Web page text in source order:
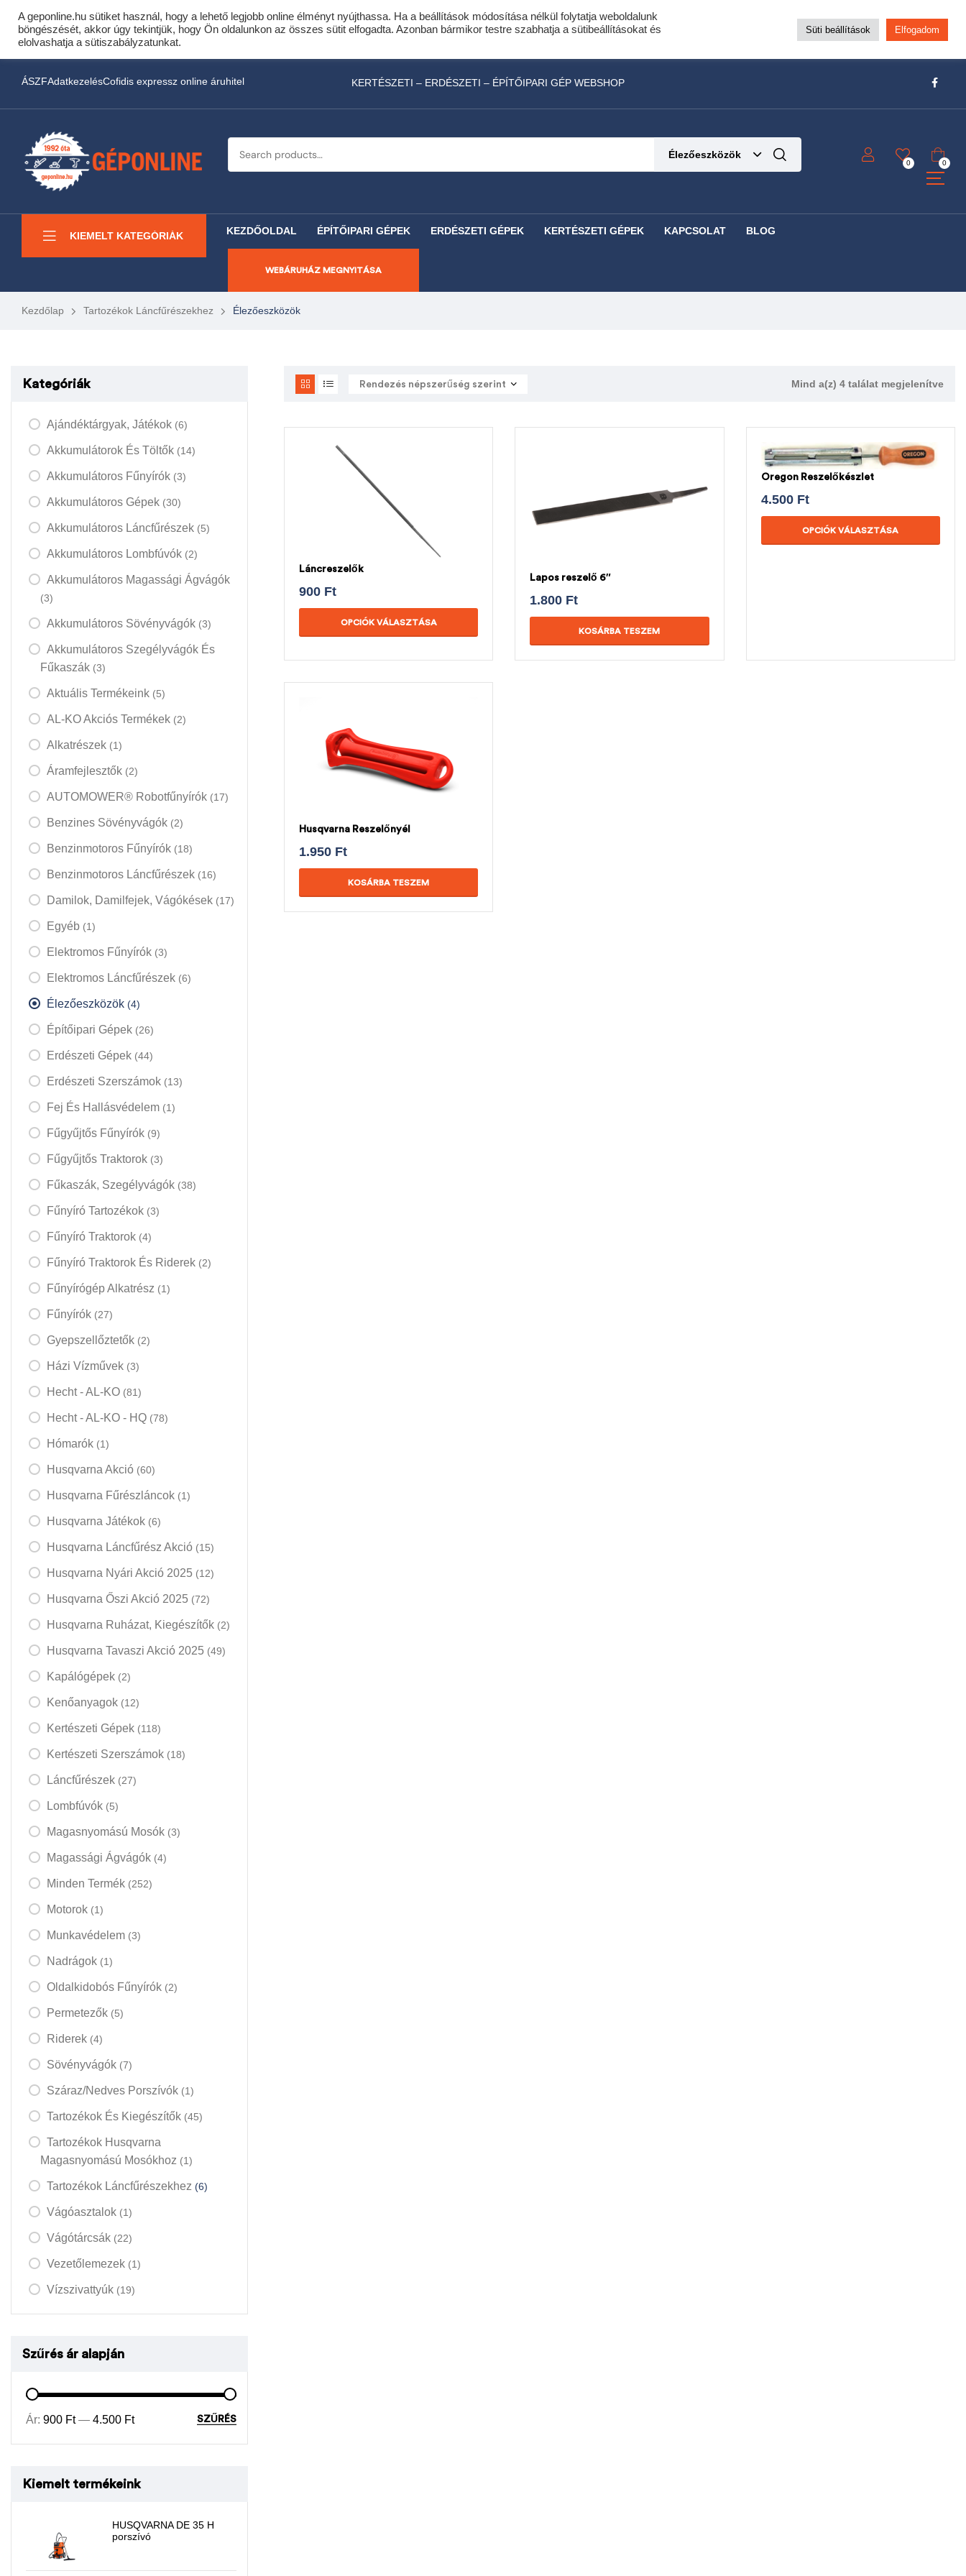
Cofidis expressz online áruhitel 0 % THM-el 10 hónapra!
Most minden akciós HQ láncfűrészhez ajándékba adunk egy fűrészláncot!
Részletek ide kattintva!
ÁSZFAdatkezelésCofidis expressz online áruhitel KERTÉSZETI – ERDÉSZETI – ÉPÍTŐIPARI GÉP WEBSHOP
Élezőeszközök
0 0
KIEMELT KATEGÓRIÁK KEZDŐOLDAL ÉPÍTŐIPARI GÉPEK ERDÉSZETI GÉPEK KERTÉSZETI GÉPEK KAPCSOLAT BLOG
WEBÁRUHÁZ MEGNYITÁSA
Kezdőlap Tartozékok Láncfűrészekhez Élezőeszközök
Mind a(z) 4 találat megjelenítve
Láncreszelők
900 Ft
OPCIÓK VÁLASZTÁSA
Lapos reszelő 6″
1.800 Ft
KOSÁRBA TESZEM
Oregon Reszelőkészlet
4.500 Ft
OPCIÓK VÁLASZTÁSA
Husqvarna Reszelőnyél
1.950 Ft
KOSÁRBA TESZEM
Kategóriák
Ajándéktárgyak, Játékok (6)
Akkumulátorok És Töltők (14)
Akkumulátoros Fűnyírók (3)
Akkumulátoros Gépek (30)
Akkumulátoros Láncfűrészek (5)
Akkumulátoros Lombfúvók (2)
Akkumulátoros Magassági Ágvágók
(3)
Akkumulátoros Sövényvágók (3)
Akkumulátoros Szegélyvágók És
Fűkaszák (3)
Aktuális Termékeink (5)
AL-KO Akciós Termékek (2)
Alkatrészek (1)
Áramfejlesztők (2)
AUTOMOWER® Robotfűnyírók (17)
Benzines Sövényvágók (2)
Benzinmotoros Fűnyírók (18)
Benzinmotoros Láncfűrészek (16)
Damilok, Damilfejek, Vágókések (17)
Egyéb (1)
Elektromos Fűnyírók (3)
Elektromos Láncfűrészek (6)
Élezőeszközök (4)
Építőipari Gépek (26)
Erdészeti Gépek (44)
Erdészeti Szerszámok (13)
Fej És Hallásvédelem (1)
Fűgyűjtős Fűnyírók (9)
Fűgyűjtős Traktorok (3)
Fűkaszák, Szegélyvágók (38)
Fűnyíró Tartozékok (3)
Fűnyíró Traktorok (4)
Fűnyíró Traktorok És Riderek (2)
Fűnyírógép Alkatrész (1)
Fűnyírók (27)
Gyepszellőztetők (2)
Házi Vízművek (3)
Hecht - AL-KO (81)
Hecht - AL-KO - HQ (78)
Hómarók (1)
Husqvarna Akció (60)
Husqvarna Fűrészláncok (1)
Husqvarna Játékok (6)
Husqvarna Láncfűrész Akció (15)
Husqvarna Nyári Akció 2025 (12)
Husqvarna Őszi Akció 2025 (72)
Husqvarna Ruházat, Kiegészítők (2)
Husqvarna Tavaszi Akció 2025 (49)
Kapálógépek (2)
Kenőanyagok (12)
Kertészeti Gépek (118)
Kertészeti Szerszámok (18)
Láncfűrészek (27)
Lombfúvók (5)
Magasnyomású Mosók (3)
Magassági Ágvágók (4)
Minden Termék (252)
Motorok (1)
Munkavédelem (3)
Nadrágok (1)
Oldalkidobós Fűnyírók (2)
Permetezők (5)
Riderek (4)
Sövényvágók (7)
Száraz/nedves Porszívók (1)
Tartozékok És Kiegészítők (45)
Tartozékok Husqvarna
Magasnyomású Mosókhoz (1)
Tartozékok Láncfűrészekhez (6)
Vágóasztalok (1)
Vágótárcsák (22)
Vezetőlemezek (1)
Vízszivattyúk (19)
Szűrés ár alapján
SZŰRÉS
Ár: 900 Ft— 4.500 Ft
Kiemelt termékeink
HUSQVARNA DE 35 H
porszívó
A geponline.hu sütiket használ, hogy a lehető legjobb online élményt nyújthassa. Ha a beállítások módosítása nélkül folytatja weboldalunk
böngészését, akkor úgy tekintjük, hogy Ön oldalunkon az összes sütit elfogadta. Azonban bármikor testre szabhatja a sütibeállításokat és
elolvashatja a sütiszabályzatunkat.
Süti beállítások Elfogadom